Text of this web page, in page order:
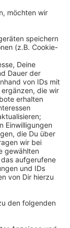
- die
Exil in
Die
Polen, ihre
deportiert.
Start des